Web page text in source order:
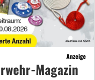
Anzeige
Magazin